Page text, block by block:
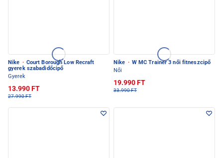
Nike · Court Borough Low Recraft
gyerek szabadidőcipő
Gyerek
13.990 FT
27.990 FT
Nike · W MC Trainer 3 női fitneszcipő
Női
19.990 FT
33.990 FT